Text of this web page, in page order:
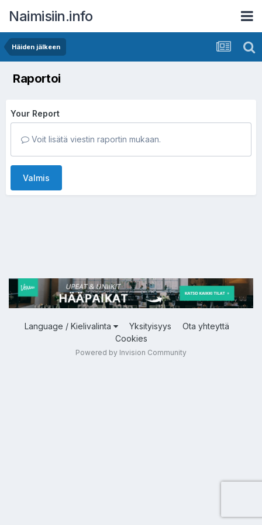
Naimisiin.info
Häiden jälkeen
Raportoi
Your Report
Voit lisätä viestin raportin mukaan.
Valmis
Language / Kielivalinta Yksityisyys
Ota yhteyttä
Cookies
Powered by Invision Community